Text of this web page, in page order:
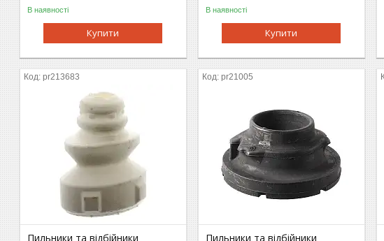
В наявності
Купити
В наявності
Купити
pr213683
Пильники та відбійники
pr21005
Пильники та відбійники